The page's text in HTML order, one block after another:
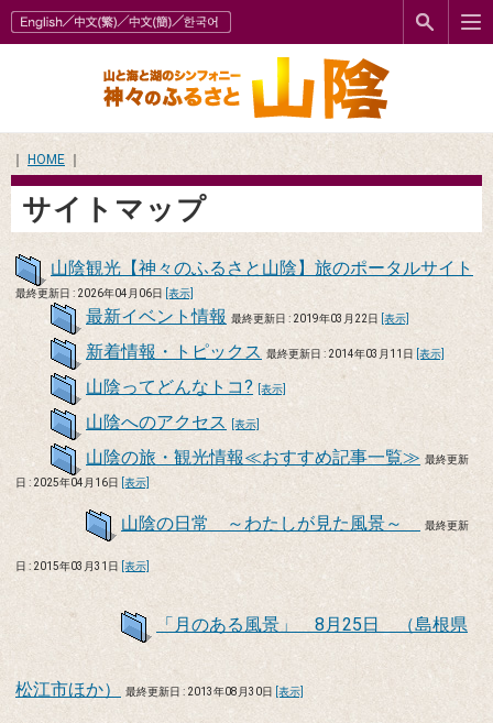
HOME
サイトマップ
山陰観光【神々のふるさと山陰】旅のポータルサイト
最終更新日 : 2026年04月06日 [表示]
最新イベント情報 最終更新日 : 2019年03月22日 [表示]
新着情報・トピックス 最終更新日 : 2014年03月11日 [表示]
山陰ってどんなトコ? [表示]
山陰へのアクセス [表示]
山陰の旅・観光情報≪おすすめ記事一覧≫ 最終更新
日 : 2025年04月16日
[表示]
山陰の日常 ～わたしが見た風景～ 最終更新
日 : 2015年03月31日 [表示]
「月のある風景」 8月25日 （島根県
松江市ほか） 最終更新日 : 2013年08月30日 [表示]